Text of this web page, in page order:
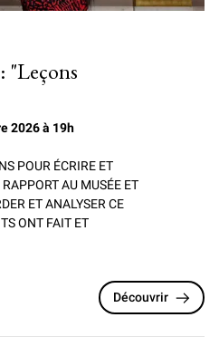
2026 à 19h
POUR ÉCRIRE ET
RAPPORT AU MUSÉE ET
ET ANALYSER CE
ONT FAIT ET
Découvrir